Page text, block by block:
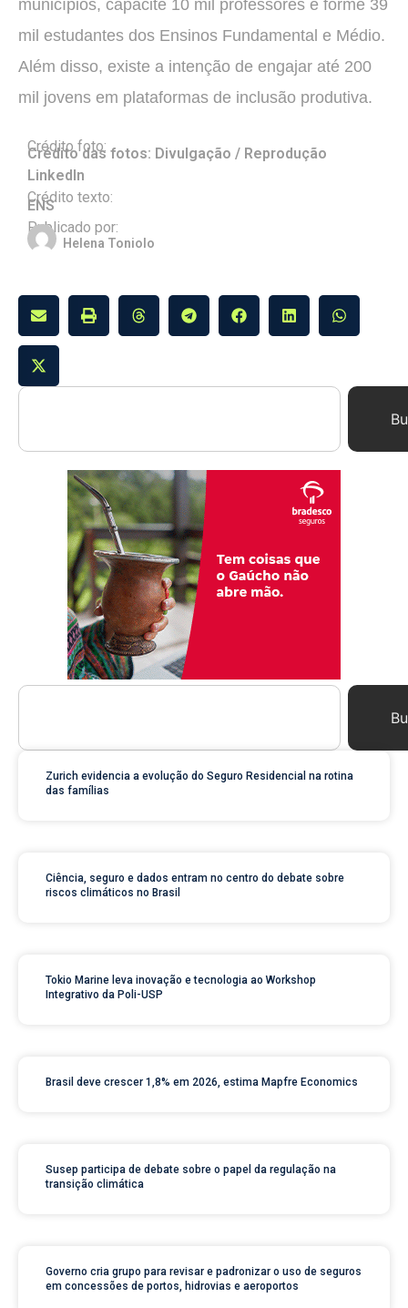
municípios, capacite 10 mil professores e forme 39
mil estudantes dos Ensinos Fundamental e Médio.
Além disso, existe a intenção de engajar até 200
mil jovens em plataformas de inclusão produtiva.
Crédito foto:
Crédito das fotos: Divulgação / Reprodução
LinkedIn
Crédito texto:
ENS
Publicado por:
Helena Toniolo
Zurich evidencia a evolução do Seguro Residencial na rotina
das famílias
Ciência, seguro e dados entram no centro do debate sobre
riscos climáticos no Brasil
Tokio Marine leva inovação e tecnologia ao Workshop
Integrativo da Poli-USP
Brasil deve crescer 1,8% em 2026, estima Mapfre Economics
Susep participa de debate sobre o papel da regulação na
transição climática
Governo cria grupo para revisar e padronizar o uso de seguros
em concessões de portos, hidrovias e aeroportos